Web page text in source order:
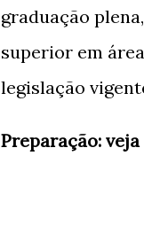
graduação
superior em
legislação
Preparação: veja